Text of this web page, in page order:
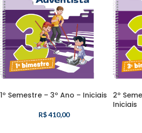
1º Semestre – 3º Ano – Iniciais
R$410,00
2º
Iniciais